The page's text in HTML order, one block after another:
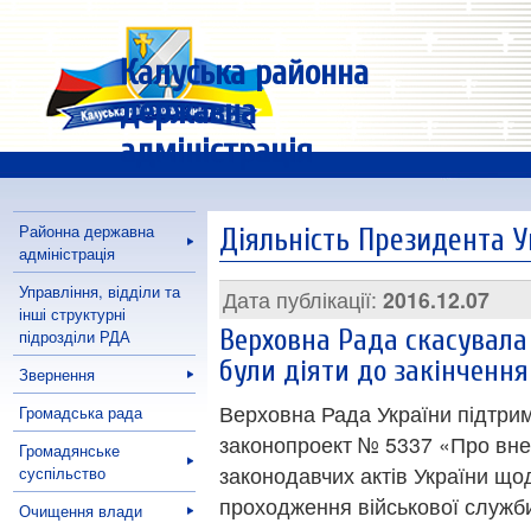
Калуська районна
державна
адміністрація
Районна державна
адміністрація
Управління, відділи та
інші структурні
підрозділи РДА
Звернення
Громадська рада
Громадянське
суспільство
Очищення влади
Діяльність Президента
Дата публікації: 2016.12.07
Верховна Рада
були діяти до
Верховна Рада України
законопроект № 5337 «Про
законодавчих актів України
проходження військової